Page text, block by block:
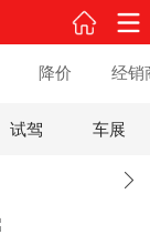
降价 经销
试驾 车展